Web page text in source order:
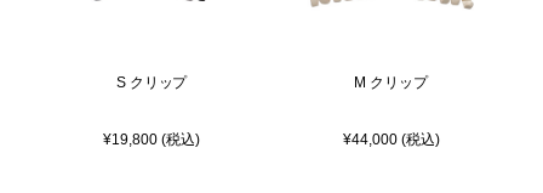
S クリップ
¥19,800 (税込)
M クリップ
¥44,000 (税込)